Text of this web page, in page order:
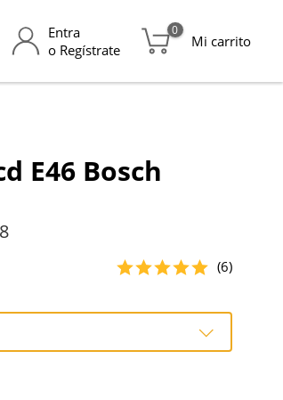
Entra
o Regístrate
0
Mi carrito
E46 Bosch
(6)